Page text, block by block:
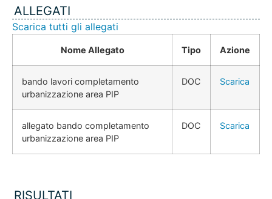
ALLEGATI
Scarica tutti gli allegati
Nome Allegato Tipo Azione
bando lavori completamento
urbanizzazione area PIP
DOC Scarica
allegato bando completamento
urbanizzazione area PIP
DOC Scarica
RISULTATI